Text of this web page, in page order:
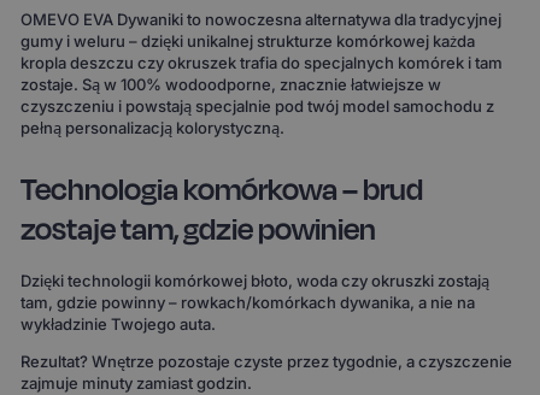
OMEVO EVA Dywaniki to nowoczesna alternatywa dla tradycyjnej
gumy i weluru – dzięki unikalnej strukturze komórkowej każda
kropla deszczu czy okruszek trafia do specjalnych komórek i tam
zostaje. Są w 100% wodoodporne, znacznie łatwiejsze w
czyszczeniu i powstają specjalnie pod twój model samochodu z
pełną personalizacją kolorystyczną.
Technologia komórkowa – brud
zostaje tam, gdzie powinien
Dzięki technologii komórkowej błoto, woda czy okruszki zostają
tam, gdzie powinny – rowkach/komórkach dywanika, a nie na
wykładzinie Twojego auta.
Rezultat? Wnętrze pozostaje czyste przez tygodnie, a czyszczenie
zajmuje minuty zamiast godzin.